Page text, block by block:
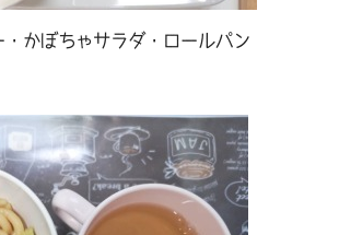
・かぼちゃサラダ・ロールパン